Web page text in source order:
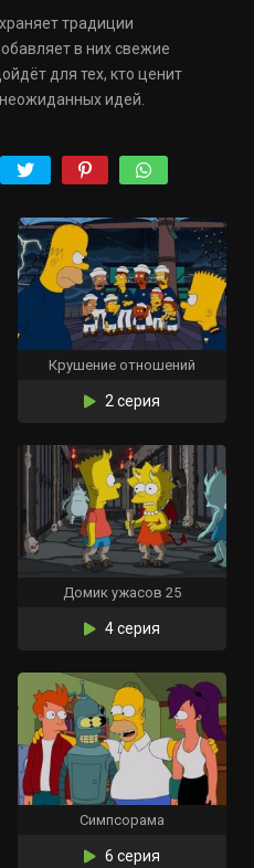
традиции
в них свежие
для тех, кто ценит
идей.
Крушение отношений
2 серия
Домик ужасов 25
4 серия
Симпсорама
6 серия